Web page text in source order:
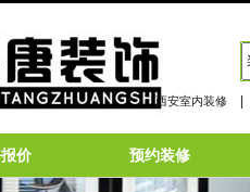
西安室内装修
价 预约装修